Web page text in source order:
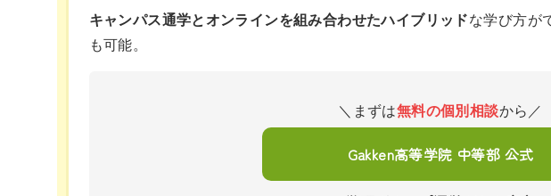
キャンパス通学とオンラインを組み合わせたハイブリッドな学び方が
も可能。
＼まずは無料の個別相談から／
Gakken高等学院 中等部 公式